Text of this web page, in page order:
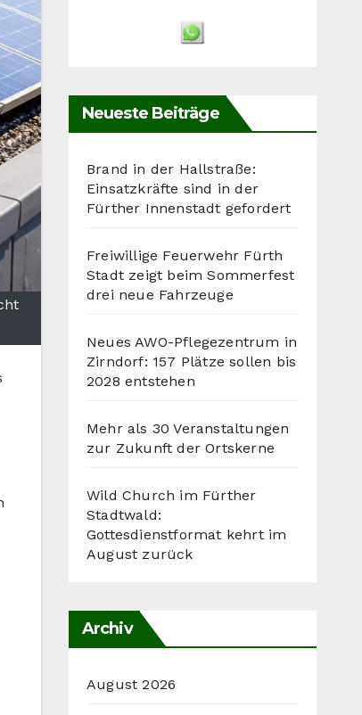
Neueste Beiträge
Brand in der Hallstraße:
Einsatzkräfte sind in der
Fürther Innenstadt gefordert
Freiwillige Feuerwehr Fürth
Stadt zeigt beim Sommerfest
drei neue Fahrzeuge
Neues AWO-Pflegezentrum in
Zirndorf: 157 Plätze sollen bis
2028 entstehen
Mehr als 30 Veranstaltungen
zur Zukunft der Ortskerne
Wild Church im Fürther
Stadtwald:
Gottesdienstformat kehrt im
August zurück
Archiv
August 2026